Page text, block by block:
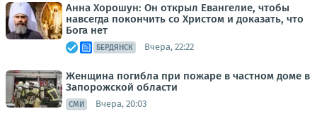
Анна Хорошун: Он открыл Евангелие, чтобы
навсегда покончить со Христом и доказать, что
Бога нет
БЕРДЯНСК Вчера, 22:22
Женщина погибла при пожаре в частном доме в
Запорожской области
СМИ Вчера, 20:03